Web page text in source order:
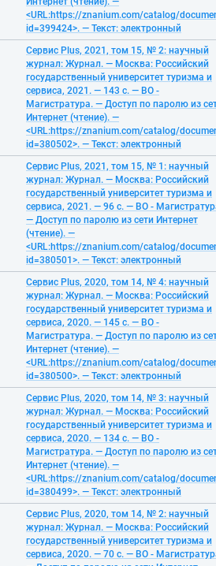
<URL:https://znanium.com/catalog/
id=399424>. — Текст: электронный
Сервис Plus, 2021, том 15, № 2: научный
журнал: Журнал. — Москва: Российский
государственный университет туризма и
сервиса, 2021. — 143 с. — ВО -
Магистратура. — Доступ по паролю из
Интернет (чтение). —
<URL:https://znanium.com/catalog/
id=380502>. — Текст: электронный
Сервис Plus, 2021, том 15, № 1: научный
журнал: Журнал. — Москва: Российский
государственный университет туризма и
сервиса, 2021. — 96 с. — ВО -
— Доступ по паролю из сети Интернет
(чтение). —
<URL:https://znanium.com/catalog/
id=380501>. — Текст: электронный
Сервис Plus, 2020, том 14, № 4: научный
журнал: Журнал. — Москва: Российский
государственный университет туризма и
сервиса, 2020. — 145 с. — ВО -
Магистратура. — Доступ по паролю из
Интернет (чтение). —
<URL:https://znanium.com/catalog/
id=380500>. — Текст: электронный
Сервис Plus, 2020, том 14, № 3: научный
журнал: Журнал. — Москва: Российский
государственный университет туризма и
сервиса, 2020. — 134 с. — ВО -
Магистратура. — Доступ по паролю из
Интернет (чтение). —
<URL:https://znanium.com/catalog/
id=380499>. — Текст: электронный
Сервис Plus, 2020, том 14, № 2: научный
журнал: Журнал. — Москва: Российский
государственный университет туризма и
сервиса, 2020. — 70 с. — ВО -